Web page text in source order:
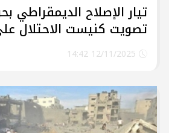
تيار الإصلاح الديمقراطي
تصويت كنيست الاحتلال
الإجرام بحق أسرى شعبنا